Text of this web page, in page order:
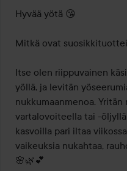
Hyvää yötä 😘
Mitkä ovat
Itse olen riippuvainen
yöllä, ja levitän
nukkumaanmenoa.
vartalovoiteella tai -
kasvoilla pari iltaa
vaikeuksia nukahtaa,
🌸🌿💕